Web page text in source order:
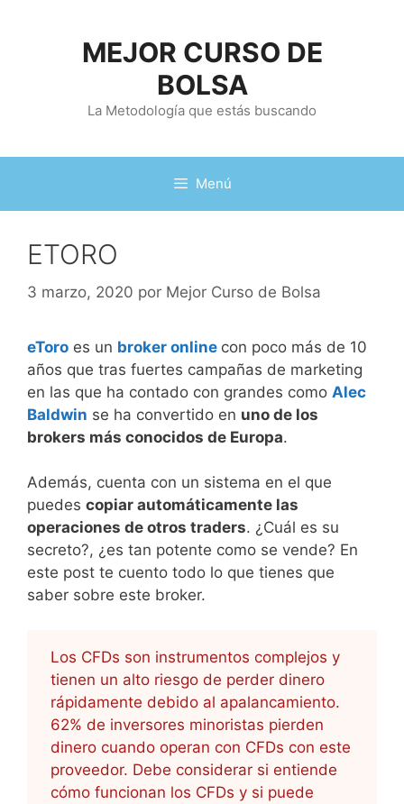
MEJOR CURSO DE
BOLSA
La Metodología que estás buscando
Menú
ETORO
3 marzo, 2020 por Mejor Curso de Bolsa
eToro es un broker online con poco más de 10
años que tras fuertes campañas de marketing
en las que ha contado con grandes como Alec
Baldwin se ha convertido en uno de los
brokers más conocidos de Europa.
Además, cuenta con un sistema en el que
puedes copiar automáticamente las
operaciones de otros traders. ¿Cuál es su
secreto?, ¿es tan potente como se vende? En
este post te cuento todo lo que tienes que
saber sobre este broker.
Los CFDs son instrumentos complejos y
tienen un alto riesgo de perder dinero
rápidamente debido al apalancamiento.
62% de inversores minoristas pierden
dinero cuando operan con CFDs con este
proveedor. Debe considerar si entiende
cómo funcionan los CFDs y si puede